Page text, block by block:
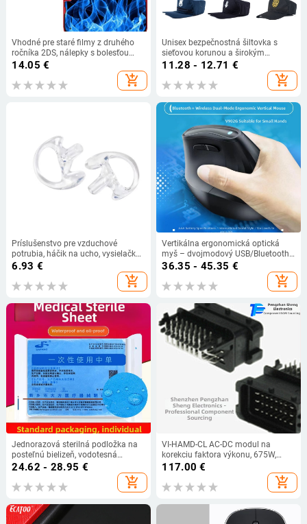
Vhodné pre staré filmy z druhého
ročníka 2DS, nálepky s bolesťou
2DS, filmy s telom 2DS a nálepky s
14.05 €
add_shopping_cart
Unisex bezpečnostná šiltovka s
sieťovou korunou a širokým
okrajom, určená pre výcvik a službu
11.28 - 12.71 €
add_shopping_cart
Príslušenstvo pre vzduchové
potrubia, háčik na ucho, vysielačka,
slúchadlá pre mobilný telefón,
silikónové mäkké špunty do uší,
trojuholníkový stojan na uši v tvare
6.93 €
add_shopping_cart
Vertikálna ergonomická optická
myš – dvojmodový USB/Bluetooth
bezdrôtový, 4000 DPI, 6 tlačidiel,
36.35 - 45.35 €
add_shopping_cart
Jednorazová sterilná podložka na
posteľnú bielizeň, vodotesná
ošetrovateľská podložka, masážna
chirurgická podložka, kozmetická
sterilizačná páska
24.62 - 28.95 €
add_shopping_cart
VI-HAMD-CL AC-DC modul na
korekciu faktora výkonu, 675W,
hybridný obvod, 200 kHz, Značka
117.00 €
add_shopping_cart